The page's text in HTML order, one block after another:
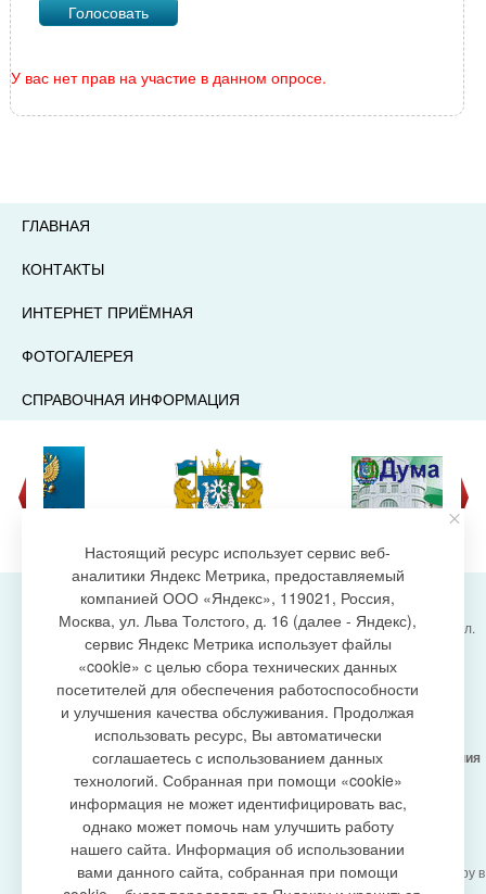
У вас нет прав на участие в данном опросе.
ГЛАВНАЯ
КОНТАКТЫ
ИНТЕРНЕТ ПРИЁМНАЯ
ФОТОГАЛЕРЕЯ
СПРАВОЧНАЯ ИНФОРМАЦИЯ
создание сайта
Администрация городского поселения Излучинск, ул.
Энергетиков, 6, пгт. Излучинск, Нижневартовский
район,
Ханты-Мансийский автономный округ-Югра
(Тюменская область), 628634
Сетевое изданиеhttps://www.gp-izluchinsk.ru
16+
Учредитель -Администрация городского поселения
Излучинск
Главный редактор - Бурич Денис Ярославович
Телефон/факс: (3466) 28-13-77 , e-mail:
admizl@rambler.ru
Сетевое изданиеhttps://www.gp-izluchinsk.ru
зарегистрировано Федеральной службой по надзору в
Настоящий ресурс использует сервис веб-
аналитики Яндекс Метрика, предоставляемый
компанией ООО «Яндекс», 119021, Россия,
Москва, ул. Льва Толстого, д. 16 (далее - Яндекс),
сервис Яндекс Метрика использует файлы
«cookie» с целью сбора технических данных
посетителей для обеспечения работоспособности
и улучшения качества обслуживания. Продолжая
использовать ресурс, Вы автоматически
соглашаетесь с использованием данных
технологий. Собранная при помощи «cookie»
информация не может идентифицировать вас,
однако может помочь нам улучшить работу
нашего сайта. Информация об использовании
вами данного сайта, собранная при помощи